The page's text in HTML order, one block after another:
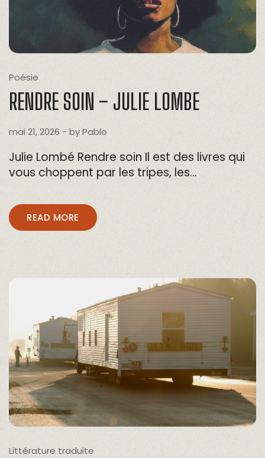
Poésie
RENDRE SOIN – JULIE LOMBE
mai 21, 2026 - byPablo
Julie Lombé Rendre soin Il est des livres qui
vous choppent par les tripes, les…
READ MORE
Littérature traduite